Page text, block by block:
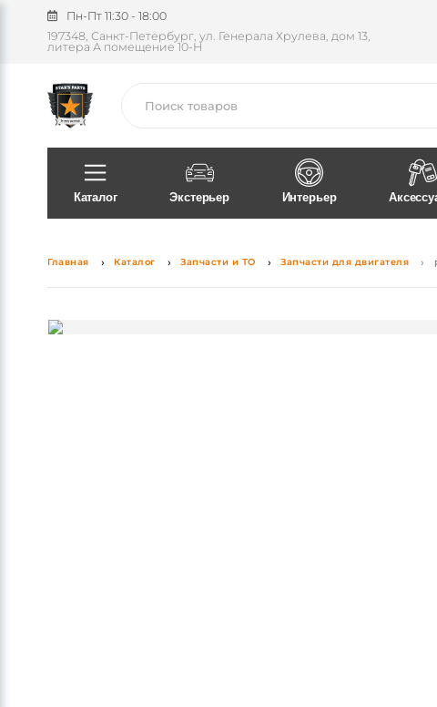
Пн-Пт 11:30 - 18:00
197348, Санкт-Петербург, ул. Генерала Хрулева, дом 13,
литера А помещение 10-Н
Каталог Экстерьер Интерьер
Главная Каталог Запчасти и ТО Запчасти для двигателя